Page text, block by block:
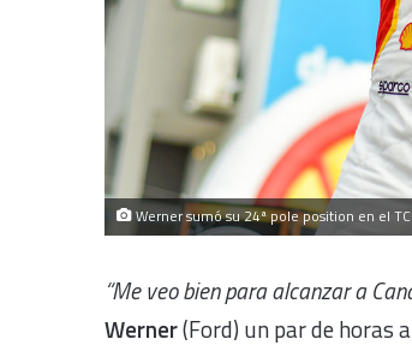
Werner sumó su 24ª pole position en el TC.
“Me veo bien para alcanzar a
Werner(Ford) un par de horas